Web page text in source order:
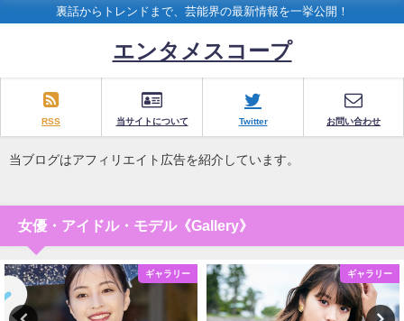
裏話からトレンドまで、芸能界の最新情報を一挙公開！
エンタメスコープ
RSS 当サイトについて Twitter お問い合わせ
当ブログはアフィリエイト広告を紹介しています。
女優・アイドル・モデル《Gallery》
ャラリー ギャラリー